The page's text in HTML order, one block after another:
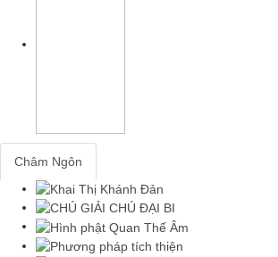
Châm Ngôn